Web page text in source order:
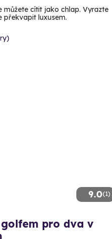
můžete cítit jako chlap. Vyrazte
překvapit luxusem.
9.0(1)
pro dva v